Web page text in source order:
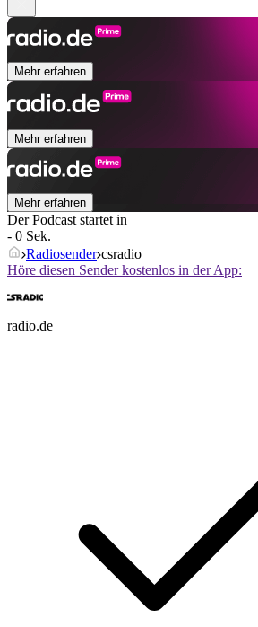
Mehr erfahren
Mehr erfahren
Mehr erfahren
Der Podcast startet in
- 0 Sek.
Radiosender csradio
Höre diesen Sender kostenlos in der App:
radio.de